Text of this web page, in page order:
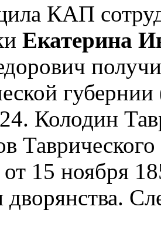
КАП
Екатерина
Колодин
15 ноября
дворянства.